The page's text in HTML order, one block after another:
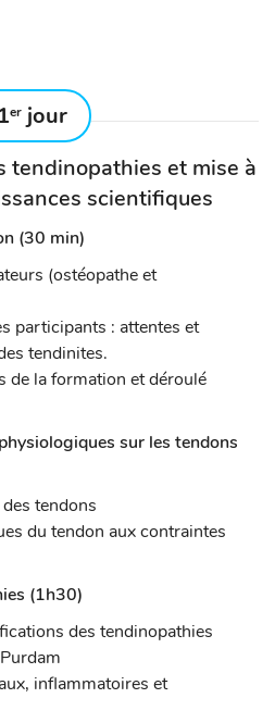
1erjour
tendinopathies et mise à
scientifiques
(30 min)
(ostéopathe et
participants : attentes et
tendinites.
de la formation et déroulé
sur les tendons
tendons
du tendon aux contraintes
(1h30)
des tendinopathies
inflammatoires et